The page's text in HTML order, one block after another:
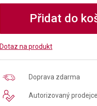
Přidat do
Dotaz na produkt
Doprava zdarma
Autorizovaný prodejce